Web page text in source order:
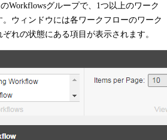
Workflowsグループで、1つ以上のワーク
ウィンドウには各ワークフローのワーク
れの状態にある項目が表示されます。